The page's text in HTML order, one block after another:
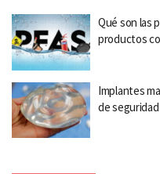
Qué son las
productos
Implantes
de seguridad